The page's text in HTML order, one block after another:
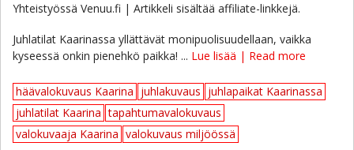
Yhteistyössä Venuu.fi | Artikkeli sisältää affiliate-linkkejä.
Juhlatilat Kaarinassa yllättävät monipuolisuudellaan, vaikka
kyseessä onkin pienehkö paikka! ... Lue lisää | Read more
häävalokuvaus Kaarina juhlakuvaus juhlapaikat Kaarinassa
juhlatilat Kaarina tapahtumavalokuvaus
valokuvaaja Kaarina valokuvaus miljöössä